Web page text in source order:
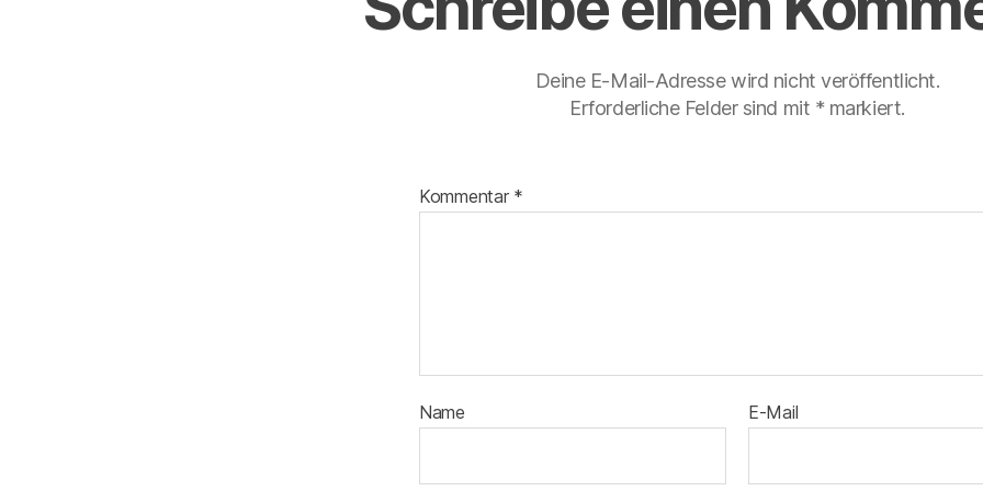
Deine E-Mail-Adresse wird nicht veröffentlicht.
Erforderliche Felder sind mit * markiert.
Kommentar *
Name E-Mail